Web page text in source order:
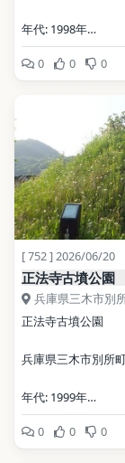
年代: 1998年
公式サイト:
写真: Mti / CC BY-
地点データ:
0 0 0
[ 752 ] 2026/06/20
正法寺古墳公園
兵庫県三木市別
正法寺古墳公園
兵庫県三木市別所
年代: 1999年
写真: Mti / CC BY-
0 0 0